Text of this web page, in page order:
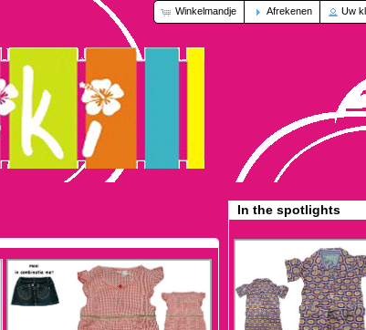
Winkelmandje Afrekenen Uw
In the spotlights